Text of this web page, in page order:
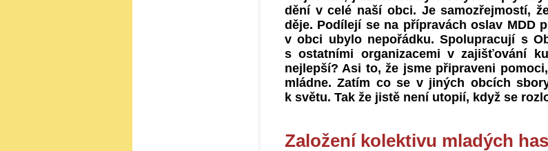
dění v celé naší obci. Je samozřejmostí,
děje. Podílejí se na přípravách oslav MDD
v obci ubylo nepořádku. Spolupracují s
s ostatními organizacemi v zajišťování
nejlepší? Asi to, že jsme připraveni
mládne. Zatím co se v jiných obcích
k světu. Tak že jistě není utopií, když se
Založení kolektivu mladých